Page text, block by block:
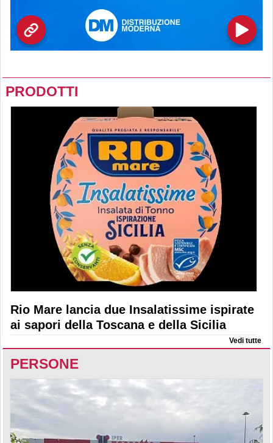
PRODOTTI
Rio Mare lancia due Insalatissime ispirate
ai sapori della Toscana e della Sicilia
Vedi tutte
PERSONE